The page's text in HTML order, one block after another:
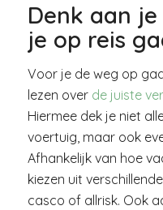
Denk aan
je op reis
Voor je de weg op
lezen over de juiste
Hiermee dek je niet
voertuig, maar ook
Afhankelijk van hoe
kiezen uit
casco of allrisk. Ook